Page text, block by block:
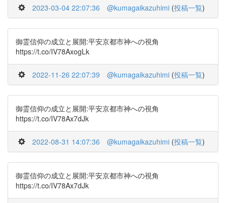
2023-03-04 22:07:36 @kumagaikazuhimi (投稿一覧)
御霊信仰の成立と展開:平安京都市神への視角
https://t.co/IV78AxogLk
2022-11-26 22:07:39 @kumagaikazuhimi (投稿一覧)
御霊信仰の成立と展開:平安京都市神への視角
https://t.co/IV78Ax7dJk
2022-08-31 14:07:36 @kumagaikazuhimi (投稿一覧)
御霊信仰の成立と展開:平安京都市神への視角
https://t.co/IV78Ax7dJk